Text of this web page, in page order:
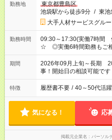
勤務地
東京都豊島区
池袋駅から徒歩9分 / 東池
大手人材サービスグル
勤務時間
09:30～17:30(実働7時間
☆ ◎実働6時間勤務もご相
期間
2026年09月上旬～長期
事！開始日の相談可能で
特徴 履歴書不要 / 40～50代活
気になる！ 応
掲載元企業名 パーソル